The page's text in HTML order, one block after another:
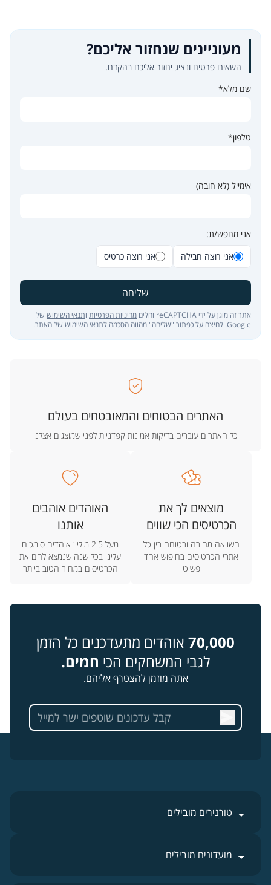
מעוניינים שנחזור אליכם?
השאירו פרטים ונציג יחזור אליכם בהקדם.
שם מלא*
טלפון*
אימייל (לא חובה)
אני מחפש/ת:
אני רוצה חבילה
אני רוצה כרטיס
שליחה
אתר זה מוגן על ידי reCAPTCHA וחלים מדיניות הפרטיות ותנאי השימוש של
Google. לחיצה על כפתור "שליחה" מהווה הסכמה ל
תנאי השימוש של האתר.
האתרים הבטוחים והמאובטחים בעולם
כל האתרים עוברים בדיקות אמינות קפדניות לפני שמוצגים אצלנו
מוצאים לך את
הכרטיסים הכי שווים
השוואה מהירה ובטוחה בין כל
אתרי הכרטיסים בחיפוש אחד
פשוט
האוהדים אוהבים
אותנו
מעל 2.5 מיליון אוהדים סומכים
עלינו בכל שנה שנמצא להם את
הכרטיסים במחיר הטוב ביותר
70,000 אוהדים מתעדכנים כל הזמן
לגבי המשחקים הכי חמים.
אתה מוזמן להצטרף אליהם.
טורנירים מובילים
מועדונים מובילים